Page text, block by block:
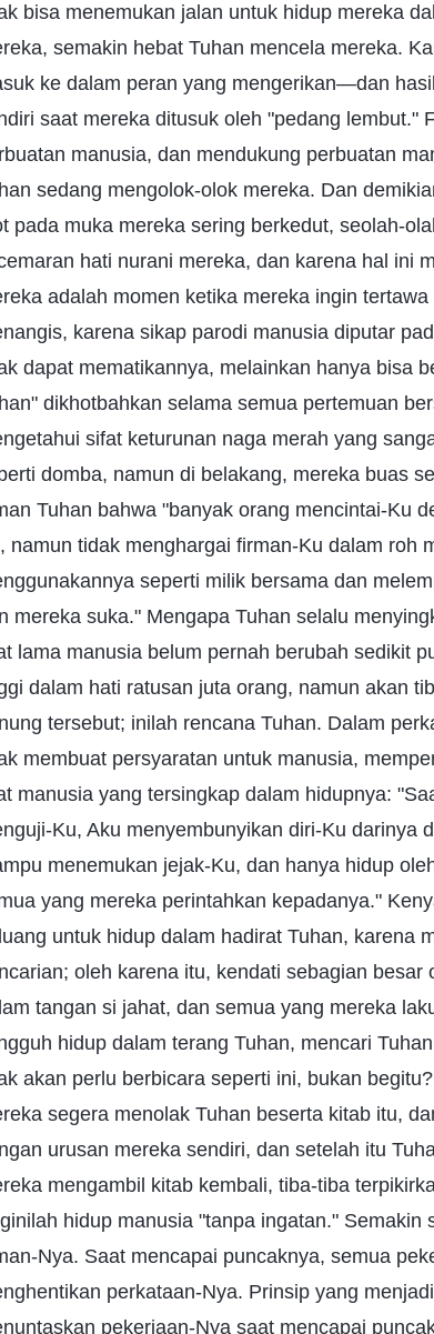
bisa menemukan jalan untuk hidup mereka
semakin hebat Tuhan mencela mereka.
ke dalam peran yang mengerikan—dan
saat mereka ditusuk oleh "pedang lembut."
manusia, dan mendukung perbuatan
sedang mengolok-olok mereka. Dan
pada muka mereka sering berkedut, seolah-
hati nurani mereka, dan karena hal ini
adalah momen ketika mereka ingin
karena sikap parodi manusia diputar
dapat mematikannya, melainkan hanya bisa
dikhotbahkan selama semua pertemuan
sifat keturunan naga merah yang
domba, namun di belakang, mereka buas
Tuhan bahwa "banyak orang mencintai-Ku
namun tidak menghargai firman-Ku dalam roh
seperti milik bersama dan
mereka suka." Mengapa Tuhan selalu
lama manusia belum pernah berubah sedikit
dalam hati ratusan juta orang, namun akan
tersebut; inilah rencana Tuhan. Dalam
membuat persyaratan untuk manusia,
manusia yang tersingkap dalam hidupnya:
Ku, Aku menyembunyikan diri-Ku darinya
menemukan jejak-Ku, dan hanya hidup
yang mereka perintahkan kepadanya."
untuk hidup dalam hadirat Tuhan, karena
oleh karena itu, kendati sebagian
tangan si jahat, dan semua yang mereka
hidup dalam terang Tuhan, mencari
akan perlu berbicara seperti ini, bukan
segera menolak Tuhan beserta kitab itu,
urusan mereka sendiri, dan setelah itu
mengambil kitab kembali, tiba-tiba
hidup manusia "tanpa ingatan." Semakin
Nya. Saat mencapai puncaknya, semua
perkataan-Nya. Prinsip yang
pekerjaan-Nya saat mencapai